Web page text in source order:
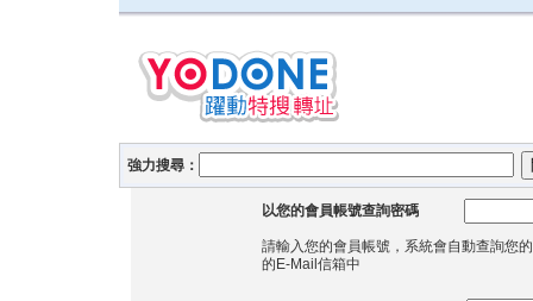
強力搜尋：
以您的會員帳號查詢密碼
請輸入您的會員帳號，系統會自動查詢您
的E-Mail信箱中